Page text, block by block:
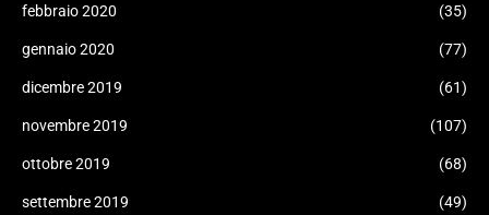
febbraio 2020 (35)
gennaio 2020 (77)
dicembre 2019 (61)
novembre 2019 (107)
ottobre 2019 (68)
settembre 2019 (49)